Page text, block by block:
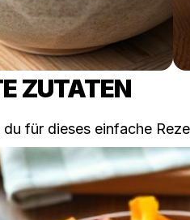
ZUTATEN
du für dieses einfache